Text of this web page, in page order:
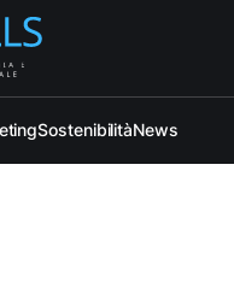
SostenibilitàNews